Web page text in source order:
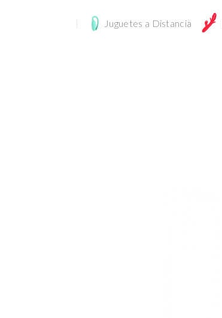
Juguetes a Distancia